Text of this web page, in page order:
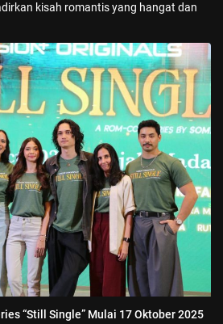
kisah romantis yang hangat dan
“Still Single” Mulai 17 Oktober 2025